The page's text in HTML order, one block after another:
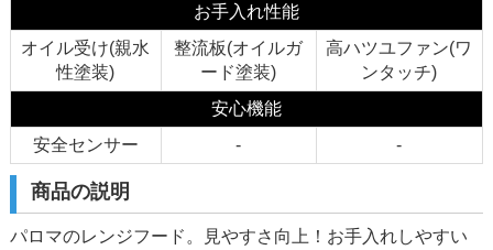
お手入れ性能
オイル受け(親水
性塗装)
整流板(オイルガ
ード塗装)
高ハツユファン(ワ
ンタッチ)
安心機能
安全センサー
- -
商品の説明
パロマのレンジフード。見やすさ向上！お手入れしやすい